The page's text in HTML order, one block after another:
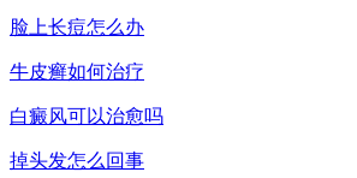
脸上长痘怎么办
牛皮癣如何治疗
白癜风可以治愈吗
掉头发怎么回事